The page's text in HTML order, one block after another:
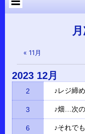
« 11月
2023 12月
2 ♪レジ締
3 ♪畑…次
6 ♪それで